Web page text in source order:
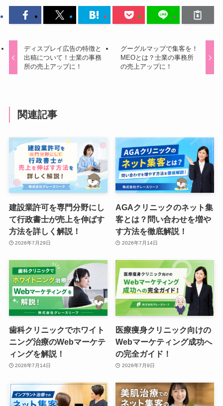
ディスプレイ広告の特徴と
出稿について！士業の事務
所の売上アップに！
グーグルマップで集客を！
MEOとは？士業の事務所
の売上アップに！
関連記事
建設業許可を専門分野にし
て行政書士が売上を伸ばす
方法を詳しく解説！
2026年7月29日
AGAクリニックのネット集
客とは？問い合わせを増や
す方法を徹底解説！
2026年7月14日
歯科クリニックでホワイト
ニング治療のWebマーケテ
ィングを解説！
2026年7月14日
医療痩身クリニック向けの
Webマーケティング成功へ
の完全ガイド！
2026年7月9日